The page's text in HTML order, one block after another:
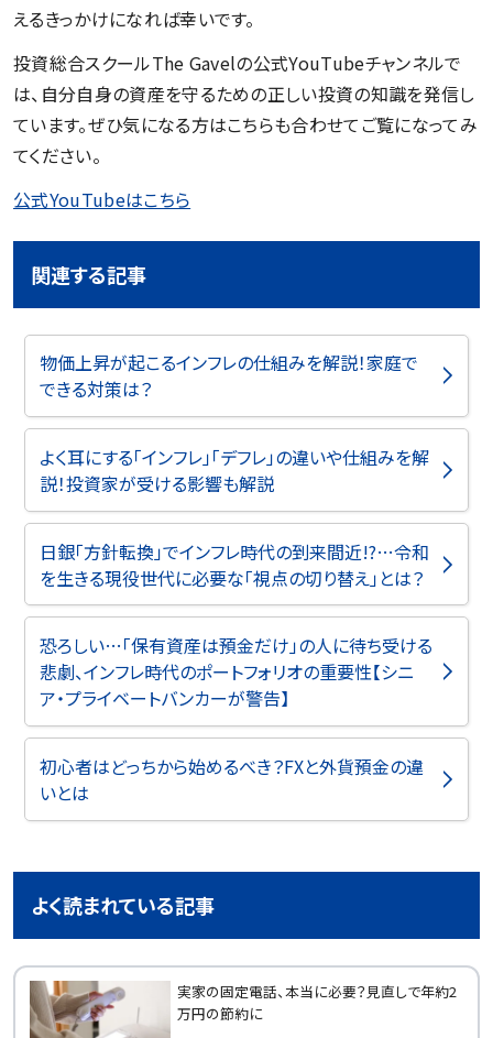
えるきっかけになれば幸いです。
投資総合スクールThe Gavelの公式YouTubeチャンネルで
は、自分自身の資産を守るための正しい投資の知識を発信し
ています。ぜひ気になる方はこちらも合わせてご覧になってみ
てください。
公式YouTubeはこちら
関連する記事
物価上昇が起こるインフレの仕組みを解説！家庭で
できる対策は？
よく耳にする「インフレ」「デフレ」の違いや仕組みを解
説！投資家が受ける影響も解説
日銀「方針転換」でインフレ時代の到来間近!?…令和
を生きる現役世代に必要な「視点の切り替え」とは？
恐ろしい…「保有資産は預金だけ」の人に待ち受ける
悲劇、インフレ時代のポートフォリオの重要性【シニ
ア・プライベートバンカーが警告】
初心者はどっちから始めるべき？FXと外貨預金の違
いとは
よく読まれている記事
実家の固定電話、本当に必要？見直しで年約2
万円の節約に